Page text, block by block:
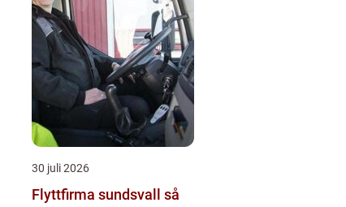
30 juli 2026
Flyttfirma sundsvall så